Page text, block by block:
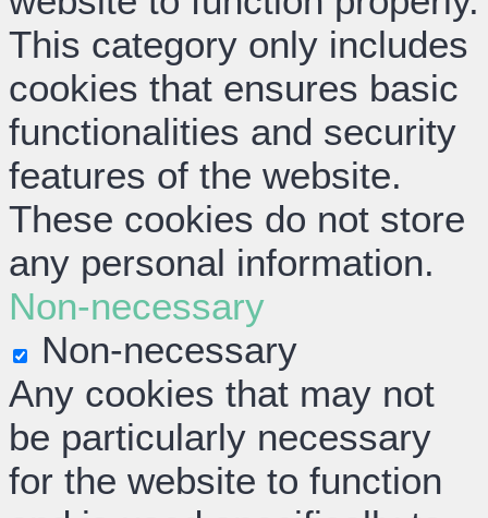
This category only includes
cookies that ensures basic
functionalities and security
features of the website.
These cookies do not store
any personal information.
Non-necessary
Non-necessary
Any cookies that may not
be particularly necessary
for the website to function